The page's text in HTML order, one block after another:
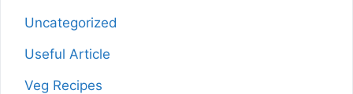
Uncategorized
Useful Article
Veg Recipes